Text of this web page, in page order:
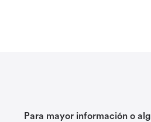
Para mayor información o